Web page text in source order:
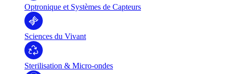
Optronique et Systèmes de Capteurs
Sciences du Vivant
Sterilisation & Micro-ondes